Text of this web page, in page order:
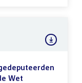
Wet